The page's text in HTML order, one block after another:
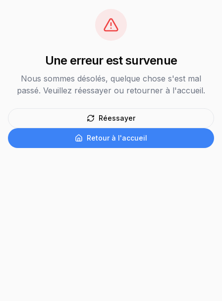
Une erreur est survenue
Nous sommes désolés, quelque chose s'est mal
passé. Veuillez réessayer ou retourner à l'accueil.
Réessayer
Retour à l'accueil